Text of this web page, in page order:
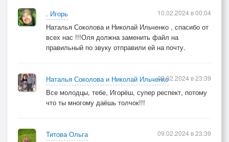
. Игорь
Наталья Соколова и Николай Ильченко , спасибо от
всех нас !!!Оля должна заменить файл на
правильный по звуку отправили ей на почту.
10.02.2024 в 00:04
Наталья Соколова и Николай Ильченко
Все молодцы, тебе, Игорёш, супер респект, потому
что ты многому даёшь толчок!!!
09.02.2024 в 23:39
Титова Ольга
09.02.2024 в 23:39